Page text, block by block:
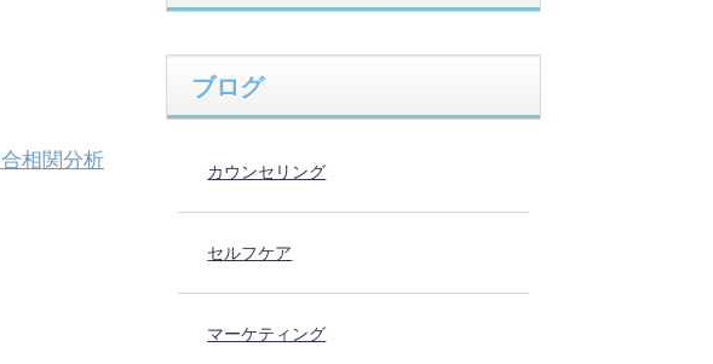
相関分析
ブログ
カウンセリング
セルフケア
マーケティング